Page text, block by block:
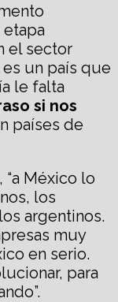
el sector
un país que
le falta
si nos
países de
“a México lo
los
argentinos.
muy
en serio.
para